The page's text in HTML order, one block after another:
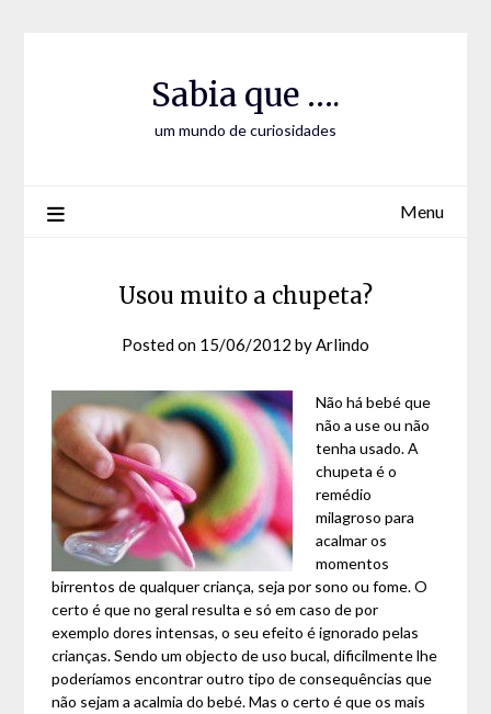
Sabia que ….
um mundo de curiosidades
Menu
Usou muito a chupeta?
Posted on 15/06/2012 byArlindo
Não há bebé que
não a use ou não
tenha usado. A
chupeta é o
remédio
milagroso para
acalmar os
momentos
birrentos de qualquer criança, seja por sono ou fome. O
certo é que no geral resulta e só em caso de por
exemplo dores intensas, o seu efeito é ignorado pelas
crianças. Sendo um objecto de uso bucal, dificilmente lhe
poderíamos encontrar outro tipo de consequências que
não sejam a acalmia do bebé. Mas o certo é que os mais